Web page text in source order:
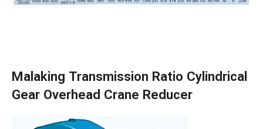
Malaking Transmission Ratio Cylindrical
Gear Overhead Crane Reducer